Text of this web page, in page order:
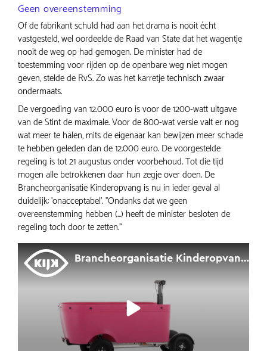
Geen overeenstemming
Of de fabrikant schuld had aan het drama is nooit écht
vastgesteld, wel oordeelde de Raad van State dat het wagentje
nooit de weg op had gemogen. De minister had de
toestemming voor rijden op de openbare weg niet mogen
geven, stelde de RvS. Zo was het karretje technisch zwaar
ondermaats.
De vergoeding van 12.000 euro is voor de 1200-watt uitgave
van de Stint de maximale. Voor de 800-wat versie valt er nog
wat meer te halen, mits de eigenaar kan bewijzen meer schade
te hebben geleden dan de 12.000 euro. De voorgestelde
regeling is tot 21 augustus onder voorbehoud. Tot die tijd
mogen alle betrokkenen daar hun zegje over doen. De
Brancheorganisatie Kinderopvang is nu in ieder geval al
duidelijk: 'onacceptabel'. ''Ondanks dat we geen
overeenstemming hebben (...) heeft de minister besloten de
regeling toch door te zetten.''